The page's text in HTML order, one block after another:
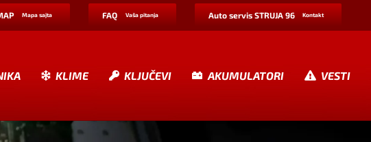
Mapa sajta FAQ Vaša pitanja Auto servis STRUJA 96 Kontakt
KLIME KLJUČEVI AKUMULATORI VESTI